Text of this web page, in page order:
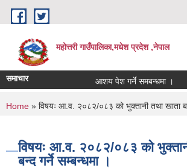
Skip to main content
महोत्तरी गाउँपालिका,मधेश प्रदेश ,नेपाल
समाचार आशय पेश गर्ने समबन्धमा ।
You are here
Home » विषयः आ.व. २०८२/०८३ को भुक्तानी तथा खाता
विषयः आ.व. २०८२/०८३ को
बन्द गर्ने सम्बन्धमा ।